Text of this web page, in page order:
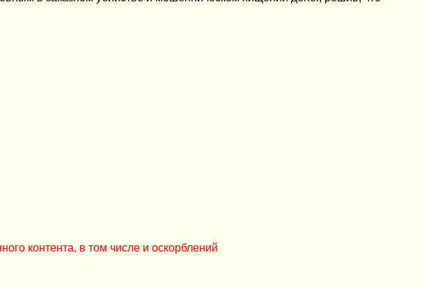
контента, в том числе и оскорблений